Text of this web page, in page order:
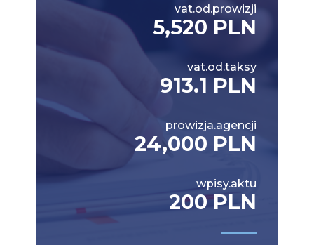
vat.od.prowizji
5,520 PLN
vat.od.taksy
913.1 PLN
prowizja.agencji
24,000 PLN
wpisy.aktu
200 PLN